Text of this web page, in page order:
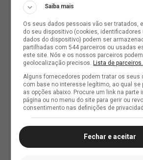
Saiba mais
Os seus dados pessoais vão ser tratados,
do seu dispositivo (cookies, identificadores
dados do dispositivo) podem ser
partilhadas com 544 parceiros ou usadas
este site. Nós e os nossos parceiros
geolocalização precisos. Lista de parceiros.
Alguns fornecedores podem tratar os seus
com base no interesse legítimo, ao qual se
as opções abaixo. Procure um link na parte
página ou no menu do site para gerir ou
consentimento nas definições de
Fechar e aceitar